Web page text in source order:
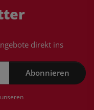
direkt ins
Abonnieren